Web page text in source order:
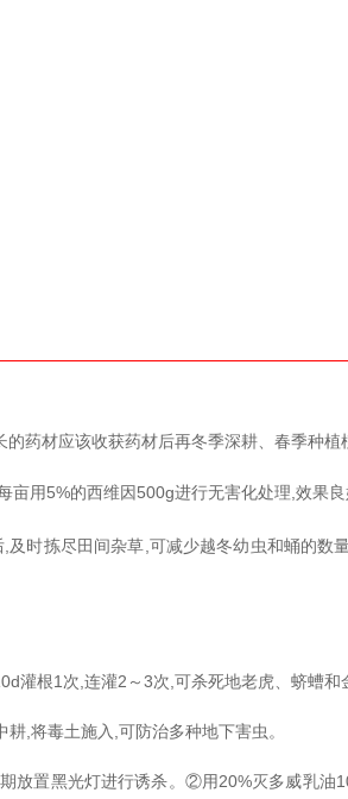
药材应该收获药材后再冬季深耕、春季种植
用5%的西维因500g进行无害化处理,效果良
时拣尽田间杂草,可减少越冬幼虫和蛹的数
根1次,连灌2～3次,可杀死地老虎、蛴螬和
,将毒土施入,可防治多种地下害虫。
放置黑光灯进行诱杀。②用20%灭多威乳油